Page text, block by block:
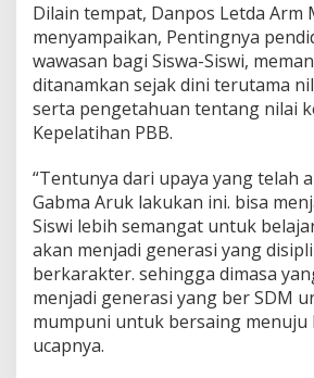
b
a
t
a
s
a
n
I
-
M
l
y
Dilain tempat, Danpos Letda Arm
menyampaikan, Pentingnya
wawasan bagi Siswa-Siswi,
ditanamkan sejak dini terutama
serta pengetahuan tentang nilai
Kepelatihan PBB.
“Tentunya dari upaya yang telah
Gabma Aruk lakukan ini. bisa
Siswi lebih semangat untuk
akan menjadi generasi yang
berkarakter. sehingga dimasa
menjadi generasi yang ber SDM
mumpuni untuk bersaing menuju
ucapnya.